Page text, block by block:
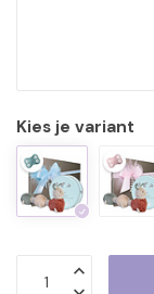
Kies je variant